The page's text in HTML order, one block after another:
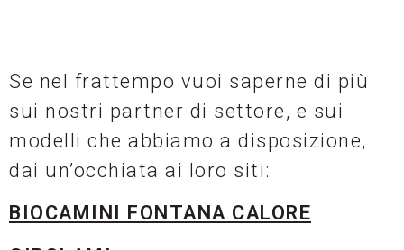
Se nel frattempo vuoi saperne di più
sui nostri partner di settore, e sui
modelli che abbiamo a disposizione,
dai un’occhiata ai loro siti:
BIOCAMINI FONTANA CALORE